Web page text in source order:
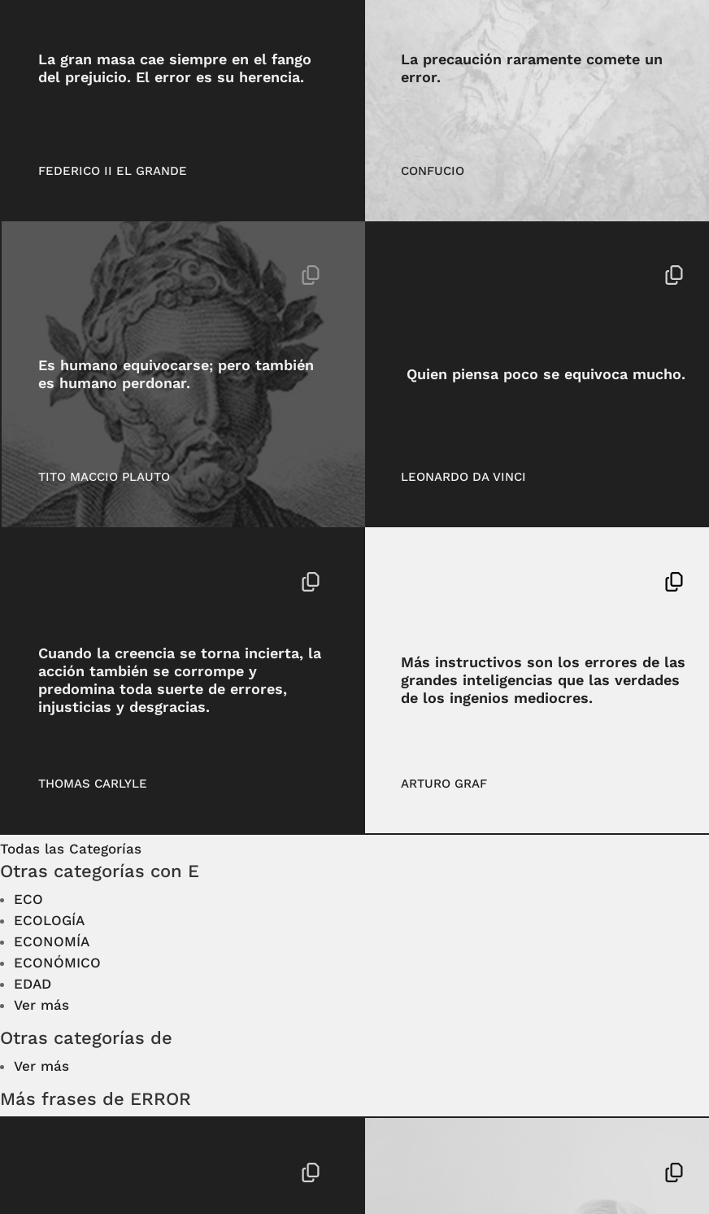
La gran masa cae siempre en el fango
del prejuicio. El error es su herencia.
FEDERICO II EL GRANDE
La precaución raramente comete un
error.
CONFUCIO
Es humano equivocarse; pero también
es humano perdonar.
TITO MACCIO PLAUTO
Quien piensa poco se equivoca mucho.
LEONARDO DA VINCI
Cuando la creencia se torna incierta, la
acción también se corrompe y
predomina toda suerte de errores,
injusticias y desgracias.
THOMAS CARLYLE
Más instructivos son los errores de las
grandes inteligencias que las verdades
de los ingenios mediocres.
ARTURO GRAF
Todas las Categorías
Otras categorías con E
ECO
ECOLOGÍA
ECONOMÍA
ECONÓMICO
EDAD
Ver más
Otras categorías de
Ver más
Más frases de ERROR